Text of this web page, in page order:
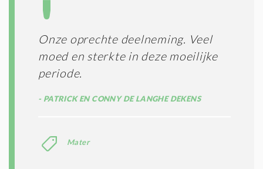
Onze oprechte deelneming. Veel
moed en sterkte in deze moeilijke
periode.
PATRICK EN CONNY DE LANGHE DEKENS
Mater